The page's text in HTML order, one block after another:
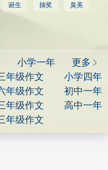
诞生 抽奖 臭美
更多 
小学一年
年级作文
小学四年
年级作文
初中一年
年级作文
高中一年
年级作文